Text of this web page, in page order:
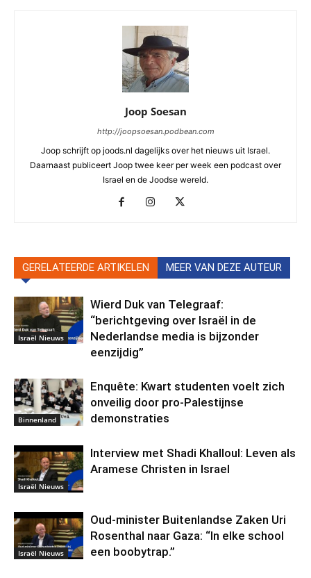
Joop Soesan
http://joopsoesan.podbean.com
Joop schrijft op joods.nl dagelijks over het nieuws uit Israel.
Daarnaast publiceert Joop twee keer per week een podcast over
Israel en de Joodse wereld.
GERELATEERDE ARTIKELEN MEER VAN DEZE AUTEUR
Israël Nieuws
Wierd Duk van Telegraaf:
“berichtgeving over Israël in de
Nederlandse media is bijzonder
eenzijdig”
Binnenland
Enquête: Kwart studenten voelt zich
onveilig door pro-Palestijnse
demonstraties
Israël Nieuws
Interview met Shadi Khalloul: Leven als
Aramese Christen in Israel
Israël Nieuws
Oud-minister Buitenlandse Zaken Uri
Rosenthal naar Gaza: “In elke school
een boobytrap.”